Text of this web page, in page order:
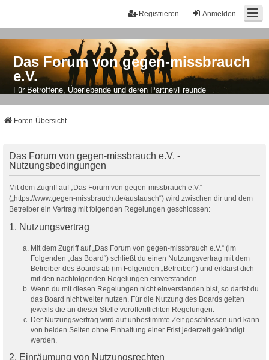
Anmelden
Registrieren
Das Forum von gegen-missbrauch
e.V.
Für Betroffene, Überlebende und deren Partner/Freunde
Foren-Übersicht
Das Forum von gegen-missbrauch e.V. -
Nutzungsbedingungen
Mit dem Zugriff auf „Das Forum von gegen-missbrauch e.V.“
(„https://www.gegen-missbrauch.de/austausch“) wird zwischen dir und dem
Betreiber ein Vertrag mit folgenden Regelungen geschlossen:
1. Nutzungsvertrag
Mit dem Zugriff auf „Das Forum von gegen-missbrauch e.V.“ (im
Folgenden „das Board“) schließt du einen Nutzungsvertrag mit dem
Betreiber des Boards ab (im Folgenden „Betreiber“) und erklärst dich
mit den nachfolgenden Regelungen einverstanden.
Wenn du mit diesen Regelungen nicht einverstanden bist, so darfst du
das Board nicht weiter nutzen. Für die Nutzung des Boards gelten
jeweils die an dieser Stelle veröffentlichten Regelungen.
Der Nutzungsvertrag wird auf unbestimmte Zeit geschlossen und kann
von beiden Seiten ohne Einhaltung einer Frist jederzeit gekündigt
werden.
2. Einräumung von Nutzungsrechten